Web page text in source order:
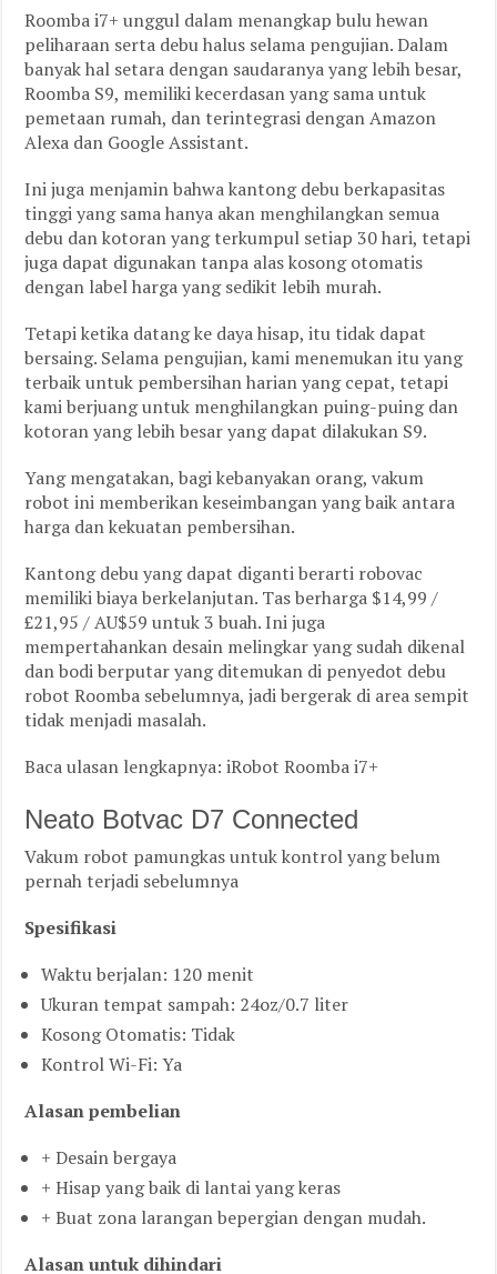
Roomba i7+ unggul dalam menangkap bulu hewan
peliharaan serta debu halus selama pengujian. Dalam
banyak hal setara dengan saudaranya yang lebih besar,
Roomba S9, memiliki kecerdasan yang sama untuk
pemetaan rumah, dan terintegrasi dengan Amazon
Alexa dan Google Assistant.
Ini juga menjamin bahwa kantong debu berkapasitas
tinggi yang sama hanya akan menghilangkan semua
debu dan kotoran yang terkumpul setiap 30 hari, tetapi
juga dapat digunakan tanpa alas kosong otomatis
dengan label harga yang sedikit lebih murah.
Tetapi ketika datang ke daya hisap, itu tidak dapat
bersaing. Selama pengujian, kami menemukan itu yang
terbaik untuk pembersihan harian yang cepat, tetapi
kami berjuang untuk menghilangkan puing-puing dan
kotoran yang lebih besar yang dapat dilakukan S9.
Yang mengatakan, bagi kebanyakan orang, vakum
robot ini memberikan keseimbangan yang baik antara
harga dan kekuatan pembersihan.
Kantong debu yang dapat diganti berarti robovac
memiliki biaya berkelanjutan. Tas berharga $14,99 /
£21,95 / AU$59 untuk 3 buah. Ini juga
mempertahankan desain melingkar yang sudah dikenal
dan bodi berputar yang ditemukan di penyedot debu
robot Roomba sebelumnya, jadi bergerak di area sempit
tidak menjadi masalah.
Baca ulasan lengkapnya: iRobot Roomba i7+
Neato Botvac D7 Connected
Vakum robot pamungkas untuk kontrol yang belum
pernah terjadi sebelumnya
Spesifikasi
Waktu berjalan: 120 menit
Ukuran tempat sampah: 24oz/0.7 liter
Kosong Otomatis: Tidak
Kontrol Wi-Fi: Ya
Alasan pembelian
+ Desain bergaya
+ Hisap yang baik di lantai yang keras
+ Buat zona larangan bepergian dengan mudah.
Alasan untuk dihindari